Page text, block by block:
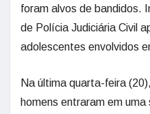
foram alvos de bandidos.
de Polícia Judiciária Civil
adolescentes envolvidos
Na última quarta-feira
homens entraram em